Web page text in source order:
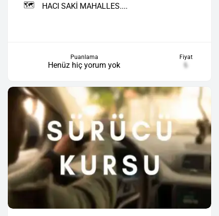
🗺️ HACI SAKİ MAHALLES....
Puanlama
Henüz hiç yorum yok
Fiyat
₺